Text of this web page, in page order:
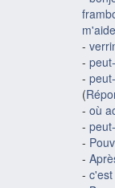
-
-
-
(
- où
-
-
-
-